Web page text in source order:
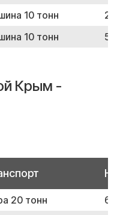
10 тонн
10 тонн
Крым -
20 тонн